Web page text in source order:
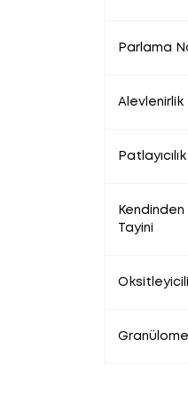
Parlama
Alevlenirlik
Kendinden
Tayini